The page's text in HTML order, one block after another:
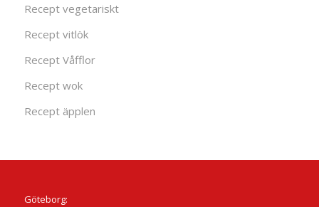
Recept vegetariskt
Recept vitlök
Recept Våfflor
Recept wok
Recept äpplen
Göteborg: